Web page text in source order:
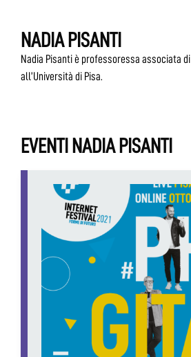
NADIA PISANTI
Nadia Pisanti è professoressa associata
all’Università di Pisa.
EVENTI NADIA PISANTI